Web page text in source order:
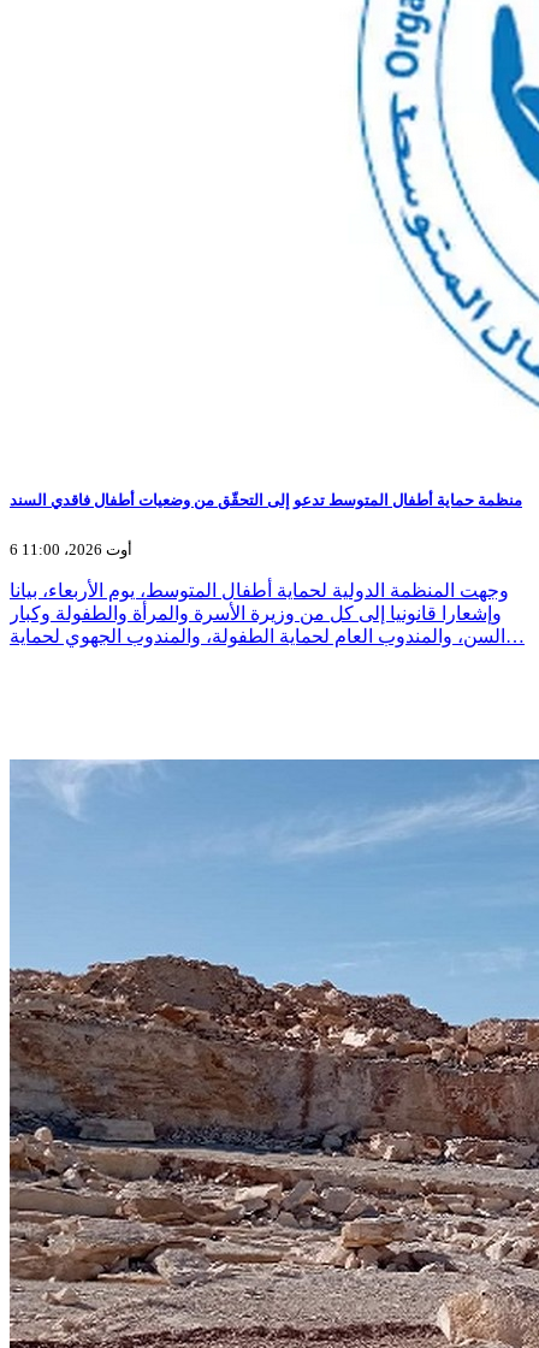
منظمة حماية أطفال المتوسط تدعو إلى التحقّق من وضعيات أطفال فاقدي السند
6 أوت 2026، 11:00
وجهت المنظمة الدولية لحماية أطفال المتوسط، يوم الأربعاء، بيانا
وإشعارا قانونيا إلى كل من وزيرة الأسرة والمرأة والطفولة وكبار
السن، والمندوب العام لحماية الطفولة، والمندوب الجهوي لحماية…